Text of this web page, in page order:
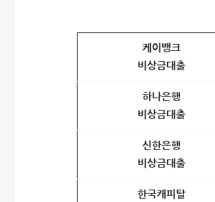
케이뱅크
비상금대출
하나은행
비상금대출
신한은행
비상금대출
한국캐피탈